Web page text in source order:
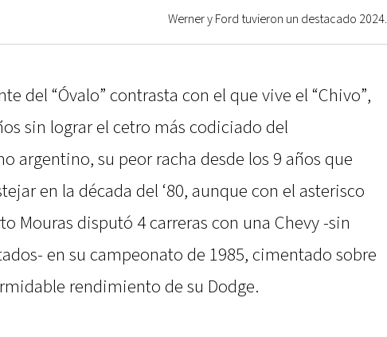
Werner y Ford tuvieron un destacado 2024.
del “Óvalo” contrasta con el que vive el “Chivo”,
sin lograr el cetro más codiciado del
argentino, su peor racha desde los 9 años que
en la década del ‘80, aunque con el asterisco
Mouras disputó 4 carreras con una Chevy -sin
en su campeonato de 1985, cimentado sobre
rendimiento de su Dodge.